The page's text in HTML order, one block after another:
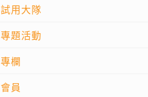
試用大隊
專題活動
專欄
會員